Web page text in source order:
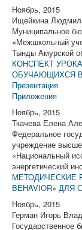
Ноябрь, 2015
Ищейкина
Муниципальное
«Межшкольный
Тынды Амурской
КОНСПЕКТ
ОБУЧАЮЩИХСЯ
Презентация
Приложения
Ноябрь, 2015
Ткачева Елена
Федеральное
учреждение
«Национальный
энергетический
МЕТОДИЧЕСКИЕ
BEHAVIOR»
Ноябрь, 2015
Герман Игорь
Государственное